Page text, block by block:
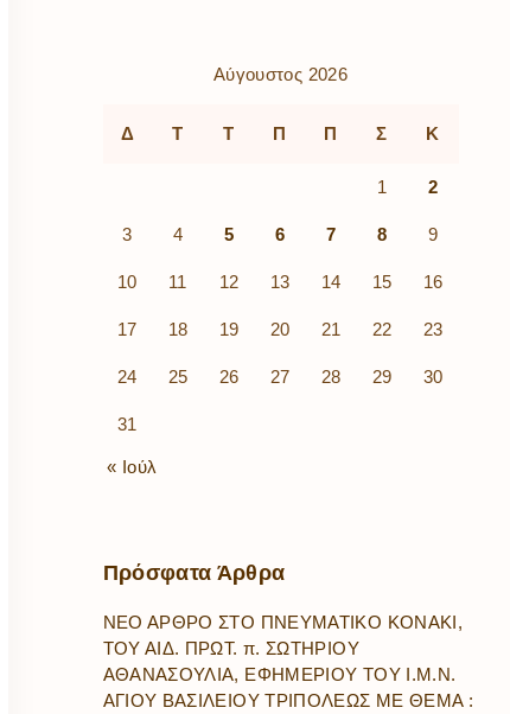
Αύγουστος 2026
Δ Τ Τ Π Π Σ Κ
1 2
3 4 5 6 7 8 9
10 11 12 13 14 15 16
17 18 19 20 21 22 23
24 25 26 27 28 29 30
31
« Ιούλ
Πρόσφατα Άρθρα
ΝΕΟ ΑΡΘΡΟ ΣΤΟ ΠΝΕΥΜΑΤΙΚΟ ΚΟΝΑΚΙ,
ΤΟΥ ΑΙΔ. ΠΡΩΤ. π. ΣΩΤΗΡΙΟΥ
ΑΘΑΝΑΣΟΥΛΙΑ, ΕΦΗΜΕΡΙΟΥ ΤΟΥ Ι.Μ.Ν.
ΑΓΙΟΥ ΒΑΣΙΛΕΙΟΥ ΤΡΙΠΟΛΕΩΣ ΜΕ ΘΕΜΑ :